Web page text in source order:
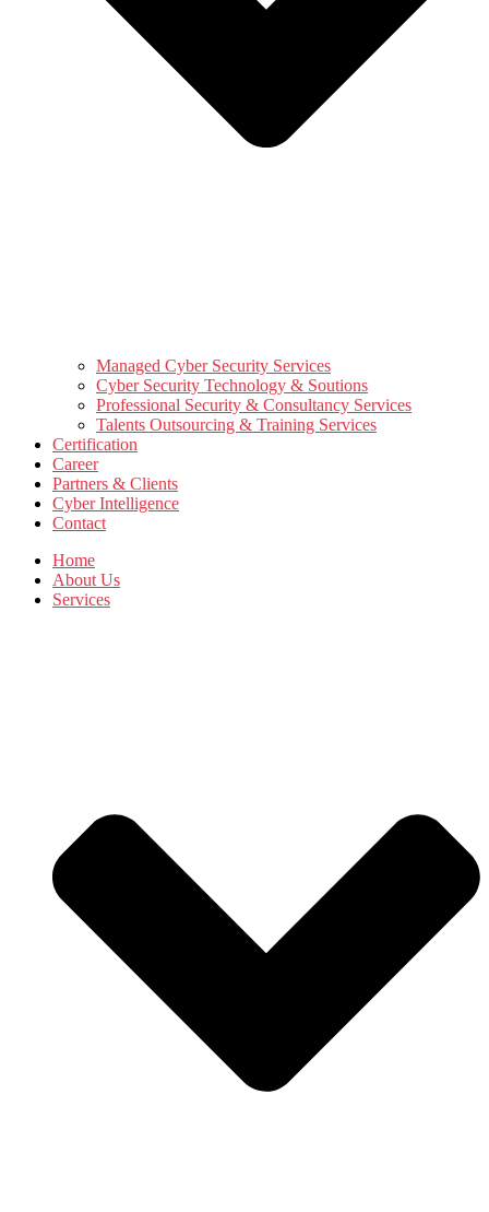
Managed Cyber Security Services
Cyber Security Technology & Soutions
Professional Security & Consultancy Services
Talents Outsourcing & Training Services
Certification
Career
Partners & Clients
Cyber Intelligence
Contact
Home
About Us
Services